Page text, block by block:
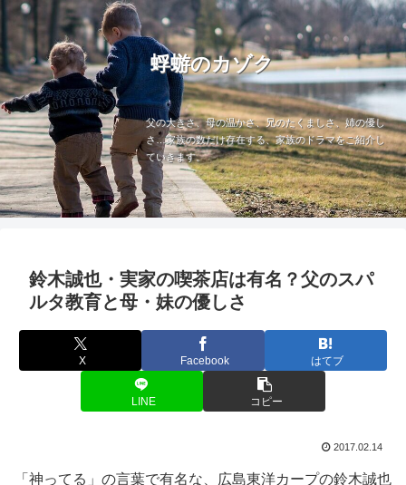
蜉蝣のカゾク
父の大きさ、母の温かさ、兄のたくましさ、姉の優し
さ…家族の数だけ存在する、家族のドラマをご紹介し
ていきます。
鈴木誠也・実家の喫茶店は有名？父のスパ
ルタ教育と母・妹の優しさ
X Facebook はてブ
LINE コピー
2017.02.14
「神ってる」の言葉で有名な、広島東洋カープの鈴木誠也